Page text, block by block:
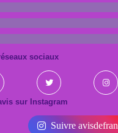
sociaux
sur Instagram
Suivre avisdefran